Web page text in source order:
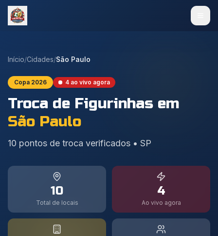
Início/Cidades/São Paulo
Copa 2026 4 ao vivo agora
Troca de Figurinhas em
São Paulo
10 pontos de troca verificados • SP
10
Total de locais
4
Ao vivo agora